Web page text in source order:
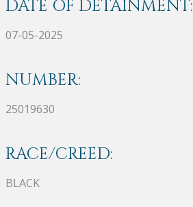
DATE OF DETAINMENT:
07-05-2025
NUMBER:
25019630
RACE/CREED:
BLACK